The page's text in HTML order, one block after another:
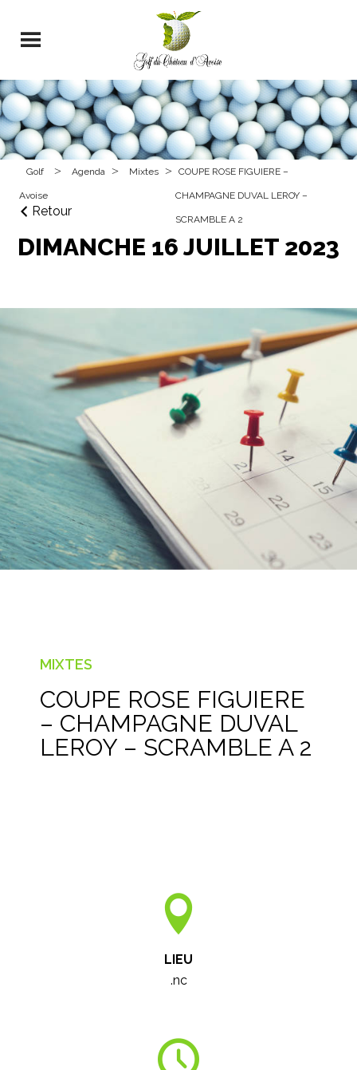
Golf
Avoise
> Agenda > Mixtes > COUPE ROSE FIGUIERE –
CHAMPAGNE DUVAL LEROY –
SCRAMBLE A 2
Retour
DIMANCHE 16 JUILLET 2023
MIXTES
COUPE ROSE FIGUIERE
– CHAMPAGNE DUVAL
LEROY – SCRAMBLE A 2
LIEU
.nc